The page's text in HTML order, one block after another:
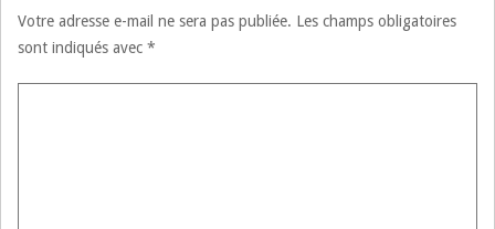
Votre adresse e-mail ne sera pas publiée. Les champs obligatoires
sont indiqués avec *